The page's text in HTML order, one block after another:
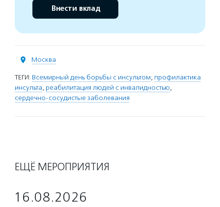
Внести вклад
Москва
ТЕГИ: Всемирный день борьбы с инсультом, профилактика
инсульта, реабилитация людей с инвалидностью,
сердечно-сосудистые заболевания
ЕЩЁ МЕРОПРИЯТИЯ
16.08.2026